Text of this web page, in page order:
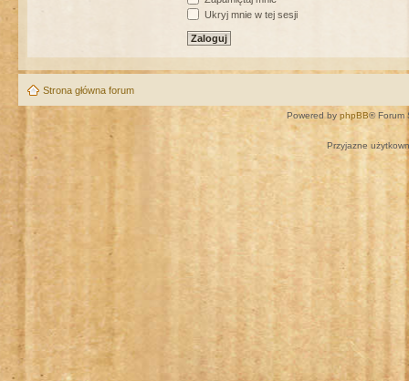
Ukryj mnie w tej sesji
Strona główna forum
Powered by phpBB® Forum
Przyjazne